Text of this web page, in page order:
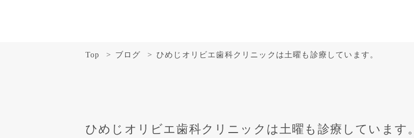
Top ブログ ひめじオリビエ歯科クリニックは土曜も診療しています。
ひめじオリビエ歯科クリニックは土曜も診療しています。